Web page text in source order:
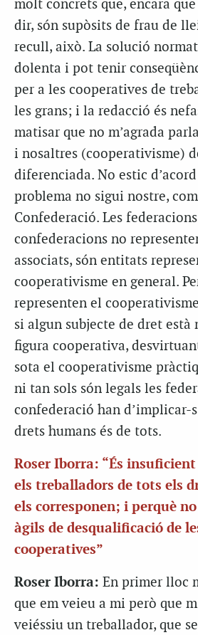
molt concrets que, encara
dir, són supòsits de frau de
recull, això. La solució
dolenta i pot tenir
per a les cooperatives de
les grans; i la redacció és
matisar que no m’agrada
i nosaltres (cooperativisme)
diferenciada. No estic
problema no sigui nostre,
Confederació. Les
confederacions no
associats, són entitats
cooperativisme en general.
representen el
si algun subjecte de dret
figura cooperativa,
sota el cooperativisme
ni tan sols són legals les
confederació han d’implicar-
drets humans és de tots.
Roser Iborra: “És
els treballadors de tots els
els corresponen; i perquè
àgils de desqualificació de
cooperatives”
Roser Iborra: En primer lloc
que em veieu a mi però que
veiéssiu un treballador, que